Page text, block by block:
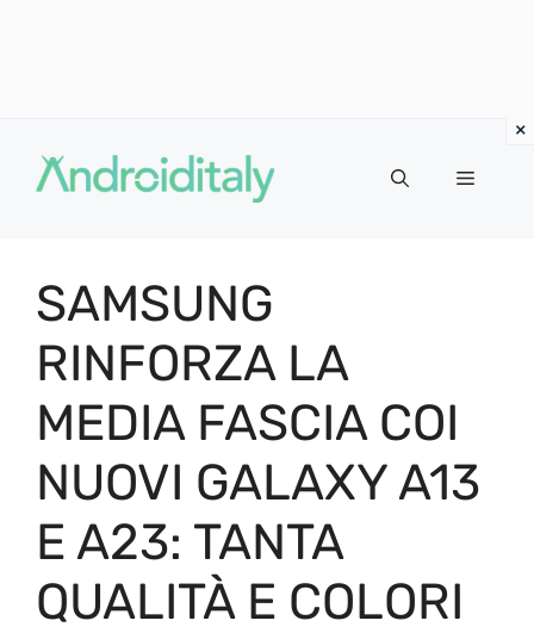
contenuto
MENU
SAMSUNG
RINFORZA LA
MEDIA FASCIA COI
NUOVI GALAXY A13
E A23: TANTA
QUALITÀ E COLORI